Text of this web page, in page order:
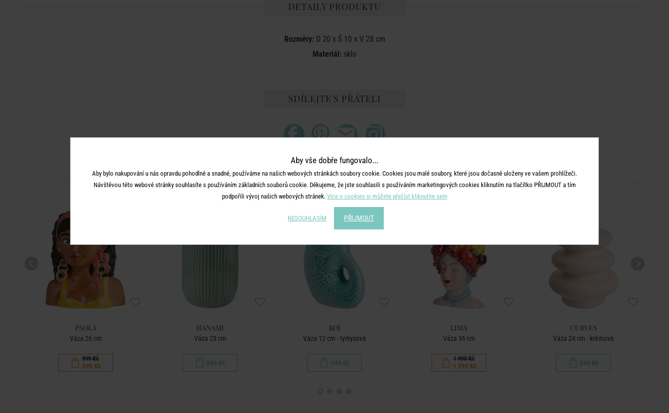
DETAILY PRODUKTU
Rozměry:D 20 x Š 10 x V 28 cm
Materiál: sklo
SDÍLEJTE S PŘÁTELI
MOHLO BY SE VÁM LÍBIT
PAOLA
Váza 26 cm
999 Kč
500 Kč
HANAMI
Váza 23 cm
549 Kč
KOI
Váza 12 cm - tyrkysová
149 Kč
LIMA
Váza 36 cm
1 990 Kč
1 393 Kč
CURVES
Váza 24 cm - krémová
649 Kč
Aby vše dobře fungovalo...
Aby bylo nakupování u nás opravdu pohodlné a snadné, používáme na našich webových stránkách soubory cookie. Cookies jsou malé soubory, které jsou dočasně uloženy ve vašem prohlížeči.
Návštěvou této webové stránky souhlasíte s používáním základních souborů cookie. Děkujeme, že jste souhlasili s používáním marketingových cookies kliknutím na tlačítko PŘIJMOUT a tím
podpořili vývoj našich webových stránek. Více o cookies si můžete přečíst kliknutím sem
NESOUHLASÍM PŘIJMOUT